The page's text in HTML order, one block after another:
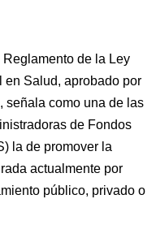
de la Ley
en Salud, aprobado por
señala como una de las
de Fondos
la de promover la
actualmente por
público, privado o